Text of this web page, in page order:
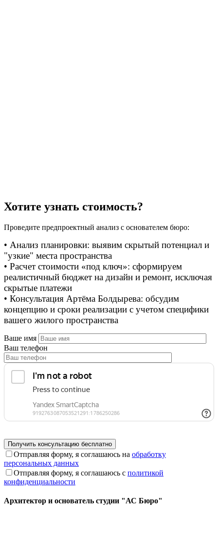
Хотите узнать стоимость?
Проведите предпроектный анализ с основателем бюро:
• Анализ планировки: выявим скрытый потенциал и
"узкие" места пространства
• Расчет стоимости «под ключ»: сформируем
реалистичный бюджет на дизайн и ремонт, исключая
скрытые платежи
• Консультация Артёма Болдырева: обсудим
концепцию и сроки реализации с учетом специфики
вашего жилого пространства
Ваше имя
Ваш телефон
Отправляя форму, я соглашаюсь на обработку
персональных данных
Отправляя форму, я соглашаюсь с политикой
конфиденциальности
Архитектор и основатель студии "АС Бюро"